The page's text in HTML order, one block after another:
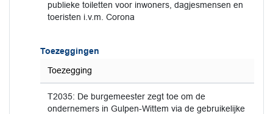
publieke toiletten voor inwoners, dagjesmensen en
toeristen i.v.m. Corona
Toezeggingen
Toezegging
T2035: De burgemeester zegt toe om de
ondernemers in Gulpen-Wittem via de gebruikelijke